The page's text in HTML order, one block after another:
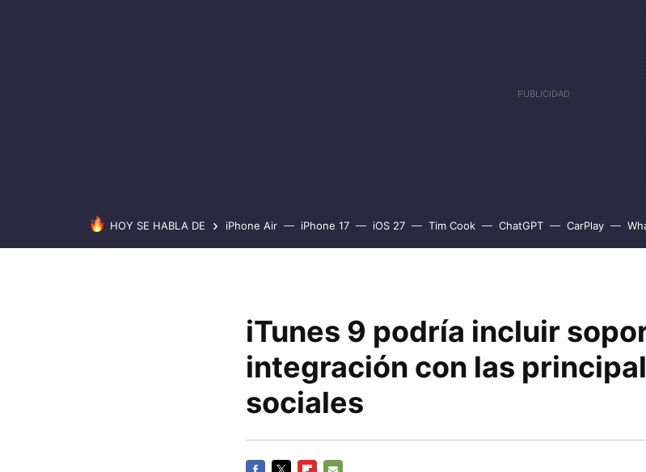
HOY SE HABLA DE iPhone Air iPhone 17 iOS 27 Tim Cook ChatGPT CarPlay
iTunes 9 podría incluir
integración con las
sociales